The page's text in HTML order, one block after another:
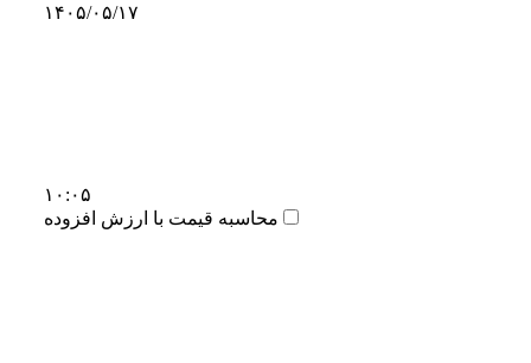
۱۴۰۵/۰۵/۱۷
۱۰:۰۵
محاسبه قیمت با ارزش افزوده